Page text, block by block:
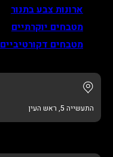
ארונות צבע בתנור
מטבחים יוקרתיים
מטבחים דקורטיביים
התעשייה 5, ראש העין